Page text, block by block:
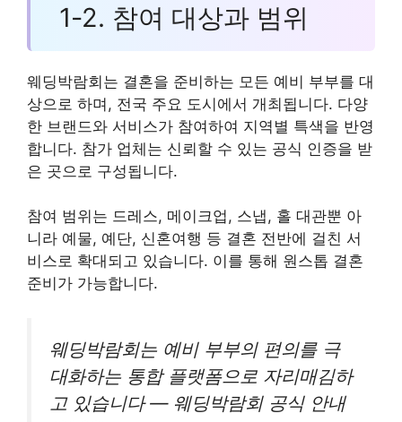
1-2. 참여 대상과 범위
웨딩박람회는 결혼을 준비하는 모든 예비 부부를 대
상으로 하며, 전국 주요 도시에서 개최됩니다. 다양
한 브랜드와 서비스가 참여하여 지역별 특색을 반영
합니다. 참가 업체는 신뢰할 수 있는 공식 인증을 받
은 곳으로 구성됩니다.
참여 범위는 드레스, 메이크업, 스냅, 홀 대관뿐 아
니라 예물, 예단, 신혼여행 등 결혼 전반에 걸친 서
비스로 확대되고 있습니다. 이를 통해 원스톱 결혼
준비가 가능합니다.
웨딩박람회는 예비 부부의 편의를 극
대화하는 통합 플랫폼으로 자리매김하
고 있습니다 — 웨딩박람회 공식 안내